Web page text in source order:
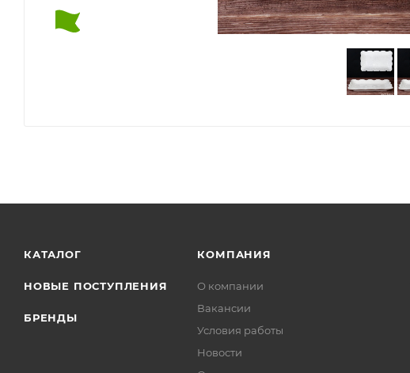
КАТАЛОГ
НОВЫЕ ПОСТУПЛЕНИЯ
БРЕНДЫ
КОМПАНИЯ
О компании
Вакансии
Условия работы
Новости